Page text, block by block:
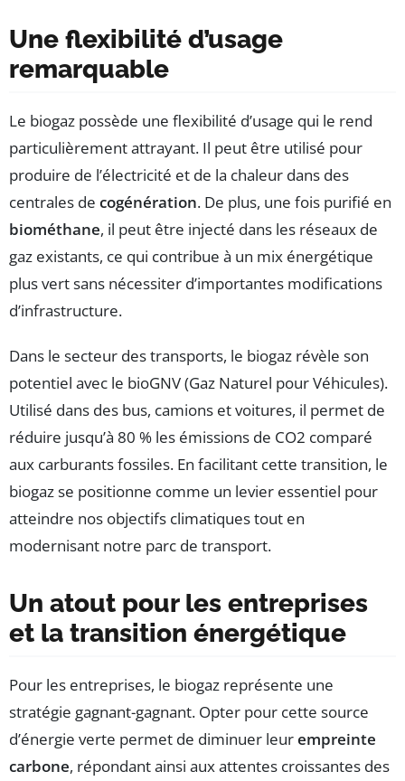
Une flexibilité d’usage
remarquable
Le biogaz possède une flexibilité d’usage qui le rend
particulièrement attrayant. Il peut être utilisé pour
produire de l’électricité et de la chaleur dans des
centrales de cogénération. De plus, une fois purifié en
biométhane, il peut être injecté dans les réseaux de
gaz existants, ce qui contribue à un mix énergétique
plus vert sans nécessiter d’importantes modifications
d’infrastructure.
Dans le secteur des transports, le biogaz révèle son
potentiel avec le bioGNV (Gaz Naturel pour Véhicules).
Utilisé dans des bus, camions et voitures, il permet de
réduire jusqu’à 80 % les émissions de CO2 comparé
aux carburants fossiles. En facilitant cette transition, le
biogaz se positionne comme un levier essentiel pour
atteindre nos objectifs climatiques tout en
modernisant notre parc de transport.
Un atout pour les entreprises
et la transition énergétique
Pour les entreprises, le biogaz représente une
stratégie gagnant-gagnant. Opter pour cette source
d’énergie verte permet de diminuer leurempreinte
carbone, répondant ainsi aux attentes croissantes des